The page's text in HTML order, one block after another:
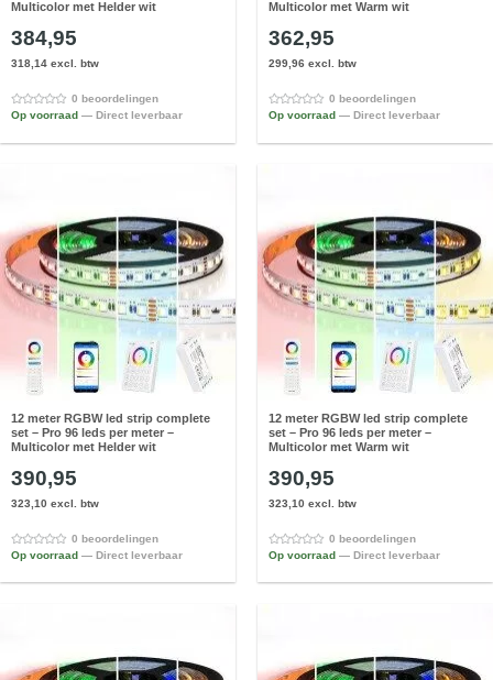
Multicolor met Helder wit
384,95
318,14 excl. btw
0 beoordelingen
Op voorraad — Direct leverbaar
Multicolor met Warm wit
362,95
299,96 excl. btw
0 beoordelingen
Op voorraad — Direct leverbaar
12 meter RGBW led strip complete
set – Pro 96 leds per meter –
Multicolor met Helder wit
390,95
323,10 excl. btw
0 beoordelingen
Op voorraad — Direct leverbaar
12 meter RGBW led strip complete
set – Pro 96 leds per meter –
Multicolor met Warm wit
390,95
323,10 excl. btw
0 beoordelingen
Op voorraad — Direct leverbaar